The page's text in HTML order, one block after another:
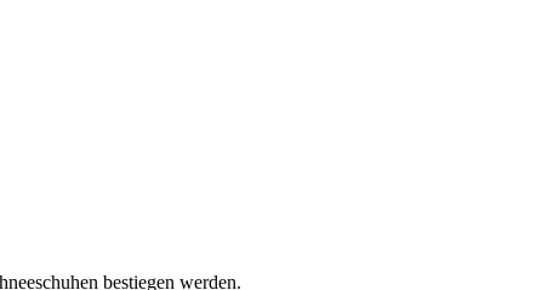
bestiegen werden.